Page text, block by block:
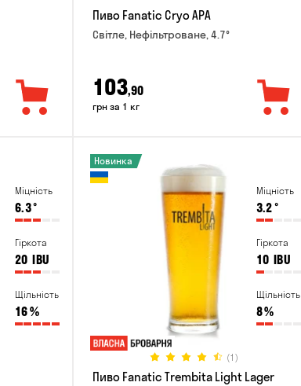
Пиво Fanatic Cryo APA
Світле, Нефільтроване, 4.7°
103,90
грн за 1 кг
Міцність
6.3°
Гіркота
20 IBU
Щільність
16%
Міцність
3.2°
Гіркота
10 IBU
Щільність
8%
(1)
Новинка
Пиво Fanatic Trembita Light Lager